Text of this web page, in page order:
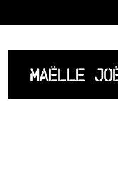
LISTE
MAËLLE